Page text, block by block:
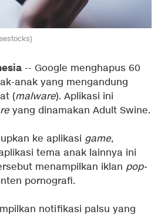
-- Google menghapus 60
anak yang mengandung
(malware). Aplikasi ini
yang dinamakan Adult Swine.
ke aplikasi game,
tema anak lainnya ini
menampilkan iklan pop-
pornografi.
notifikasi palsu yang